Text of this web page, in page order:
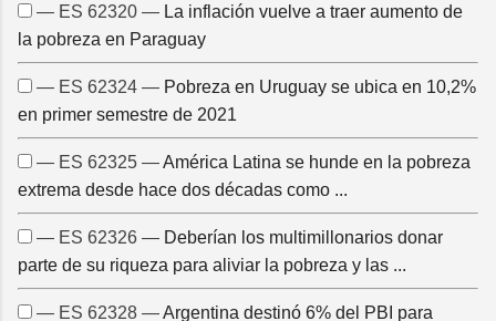
— ES 62320 — La inflación vuelve a traer aumento de
la pobreza en Paraguay
— ES 62324 — Pobreza en Uruguay se ubica en 10,2%
en primer semestre de 2021
— ES 62325 —América Latina se hunde en la pobreza
extrema desde hace dos décadas como ...
— ES 62326 — Deberían los multimillonarios donar
parte de su riqueza para aliviar la pobreza y las ...
— ES 62328 —Argentina destinó 6% del PBI para